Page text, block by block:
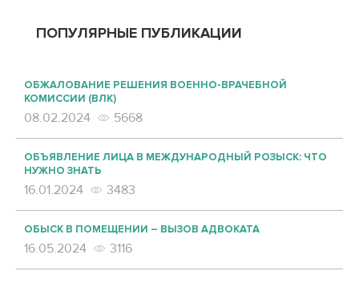
ПОПУЛЯРНЫЕ ПУБЛИКАЦИИ
ОБЖАЛОВАНИЕ РЕШЕНИЯ ВОЕННО-ВРАЧЕБНОЙ
КОМИССИИ (ВЛК)
08.02.2024 5668
ОБЪЯВЛЕНИЕ ЛИЦА В МЕЖДУНАРОДНЫЙ РОЗЫСК: ЧТО
НУЖНО ЗНАТЬ
16.01.2024 3483
ОБЫСК В ПОМЕЩЕНИИ – ВЫЗОВ АДВОКАТА
16.05.2024 3116